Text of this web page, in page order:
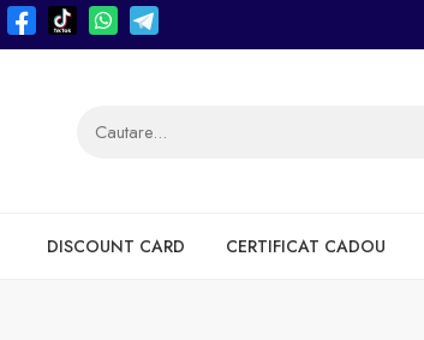
DISCOUNT CARD CERTIFICAT CADOU